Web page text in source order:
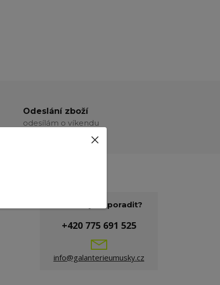
Odeslání zboží
odesílám o víkendu
Potřebujete poradit?
+420 775 691 525
info@galanterieumusky.cz